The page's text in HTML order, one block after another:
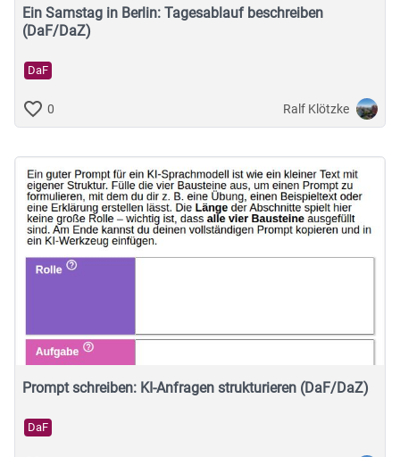
Ein Samstag in Berlin: Tagesablauf beschreiben
(DaF/DaZ)
DaF
0 Ralf Klötzke
Prompt schreiben: KI-Anfragen strukturieren (DaF/DaZ)
DaF